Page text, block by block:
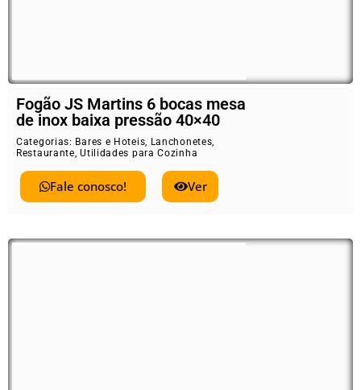
Fogão JS Martins 6 bocas mesa
de inox baixa pressão 40×40
Categorias: Bares e Hoteis, Lanchonetes,
Restaurante,Utilidades para Cozinha
Fale conosco! Ver